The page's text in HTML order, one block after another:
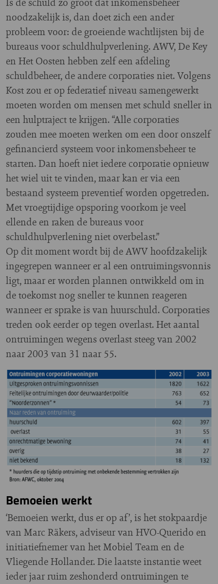
noodzakelijk is, dan doet zich een ander
probleem voor: de groeiende wachtlijsten bij de
bureaus voor schuldhulpverlening. AWV, De Key
en Het Oosten hebben zelf een afdeling
schuldbeheer, de andere corporaties niet. Volgens
Kost zou er op federatief niveau samengewerkt
moeten worden om mensen met schuld sneller in
een hulptraject te krijgen. “Alle corporaties
zouden mee moeten werken om een door onszelf
gefinancierd systeem voor inkomensbeheer te
starten. Dan hoeft niet iedere corporatie opnieuw
het wiel uit te vinden, maar kan er via een
bestaand systeem preventief worden opgetreden.
Met vroegtijdige opsporing voorkom je veel
ellende en raken de bureaus voor
schuldhulpverlening niet overbelast.”
Op dit moment wordt bij de AWV hoofdzakelijk
ingegrepen wanneer er al een ontruimingsvonnis
ligt, maar er worden plannen ontwikkeld om in
de toekomst nog sneller te kunnen reageren
wanneer er sprake is van huurschuld. Corporaties
treden ook eerder op tegen overlast. Het aantal
ontruimingen wegens overlast steeg van 2002
naar 2003 van 31 naar 55.
Bemoeien werkt
‘Bemoeien werkt, dus er op af’, is het stokpaardje
van Marc Räkers, adviseur van HVO-Querido en
initiatiefnemer van het Mobiel Team en de
Vliegende Hollander. Die laatste instantie weet
ieder jaar ruim zeshonderd ontruimingen te